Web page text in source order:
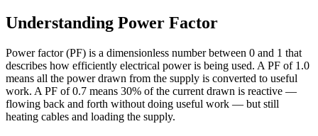
Understanding Power Factor
Power factor (PF) is a dimensionless number between 0 and 1 that
describes how efficiently electrical power is being used. A PF of 1.0
means all the power drawn from the supply is converted to useful
work. A PF of 0.7 means 30% of the current drawn is reactive —
flowing back and forth without doing useful work — but still
heating cables and loading the supply.